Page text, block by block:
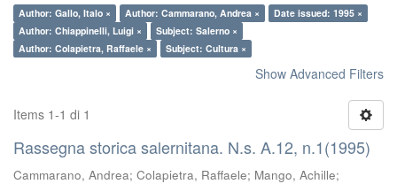
Author: Gallo, Italo × Author: Cammarano, Andrea ×
Date issued: 1995 ×
Author: Chiappinelli, Luigi ×
Subject: Salerno ×
Author: Colapietra, Raffaele ×
Subject: Cultura ×
Show Advanced Filters
Items 1-1 di 1
Rassegna storica salernitana. N.s. A.12, n.1(1995)
Cammarano, Andrea; Colapietra, Raffaele; Mango, Achille;